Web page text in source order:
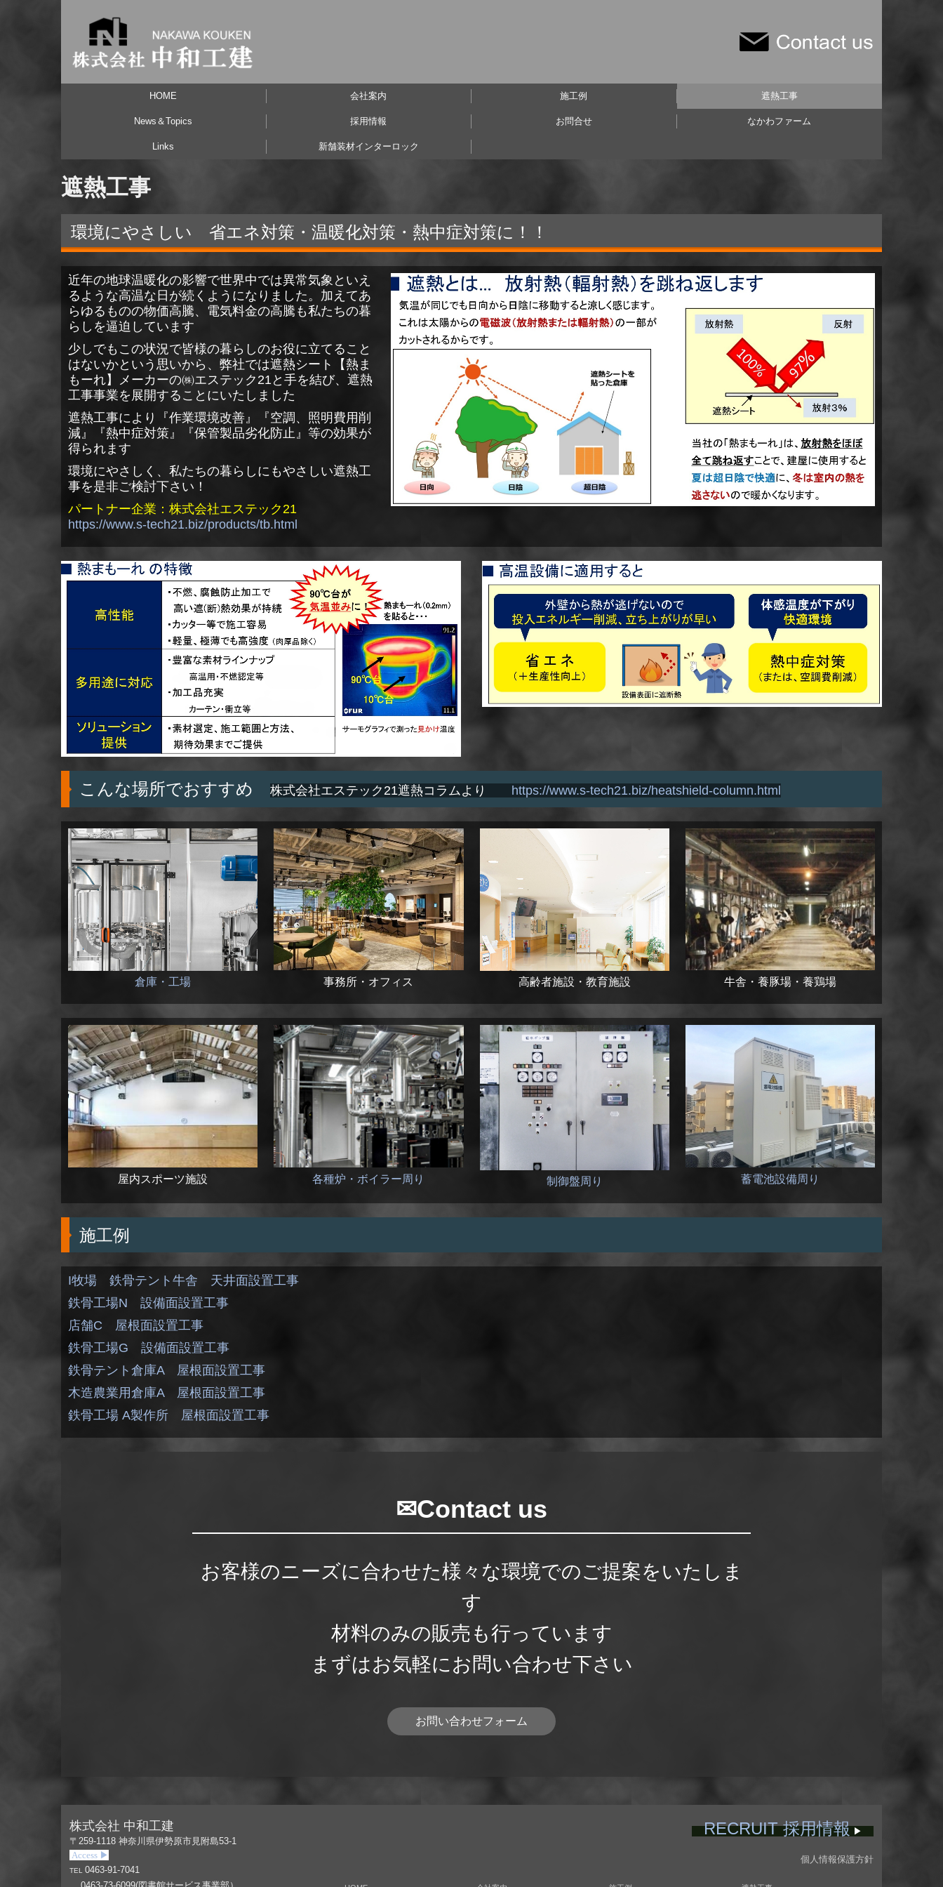
HOME 会社案内
Access
施工例
新築
リノベーション
店舗
事務所・倉庫・牧場・工場
公共・医療施設
& more
遮熱工事
施工例
News＆Topics
建築のセカンドオピニオン
中和工建通信２
中和工建通信１
採用情報 お問合せ なかわファーム
Links 新舗装材インターロック
遮熱工事
環境にやさしい 省エネ対策・温暖化対策・熱中症対策に！！
近年の地球温暖化の影響で世界中では異常気象といえ
るような高温な日が続くようになりました。加えてあ
らゆるものの物価高騰、電気料金の高騰も私たちの暮
らしを逼迫しています
少しでもこの状況で皆様の暮らしのお役に立てること
はないかという思いから、弊社では遮熱シート【熱ま
もーれ】メーカーの㈱エステック21と手を結び、遮熱
工事事業を展開することにいたしました
遮熱工事により『作業環境改善』『空調、照明費用削
減』『熱中症対策』『保管製品劣化防止』等の効果が
得られます
環境にやさしく、私たちの暮らしにもやさしい遮熱工
事を是非ご検討下さい！
パートナー企業：株式会社エステック21
https://www.s-tech21.biz/products/tb.html
こんな場所でおすすめ 株式会社エステック21遮熱コラムより https://www.s-tech21.biz/heatshield-column.html
倉庫・工場 事務所・オフィス 高齢者施設・教育施設 牛舎・養豚場・養鶏場
屋内スポーツ施設 各種炉・ボイラー周り 制御盤周り 蓄電池設備周り
施工例
I牧場 鉄骨テント牛舎 天井面設置工事
鉄骨工場N 設備面設置工事
店舗C 屋根面設置工事
鉄骨工場G 設備面設置工事
鉄骨テント倉庫A 屋根面設置工事
木造農業用倉庫A 屋根面設置工事
鉄骨工場 A製作所 屋根面設置工事
✉Contact us
お客様のニーズに合わせた様々な環境でのご提案をいたしま
す
材料のみの販売も行っています
まずはお気軽にお問い合わせ下さい
お問い合わせフォーム
株式会社 中和工建
〒259-1118 神奈川県伊勢原市見附島53-1
Access ▶
TEL 0463-91-7041
RECRUIT 採用情報 ▶
個人情報保護方針